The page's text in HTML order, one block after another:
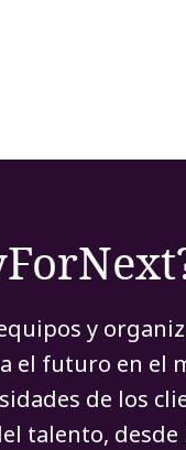
y
el futuro en el
de los
talento, desde